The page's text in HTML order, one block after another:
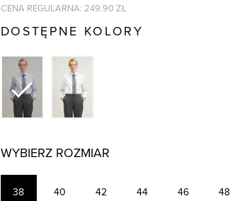
CENA REGULARNA: 249.90 ZŁ
DOSTĘPNE KOLORY
WYBIERZ ROZMIAR
38 40 42 44 46 48